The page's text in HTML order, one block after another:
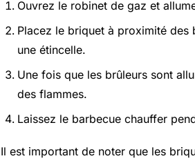
Ouvrez le robinet de gaz et
Placez le briquet à proximité
une étincelle.
Une fois que les brûleurs sont
des flammes.
Laissez le barbecue chauffer
Il est important de noter que les